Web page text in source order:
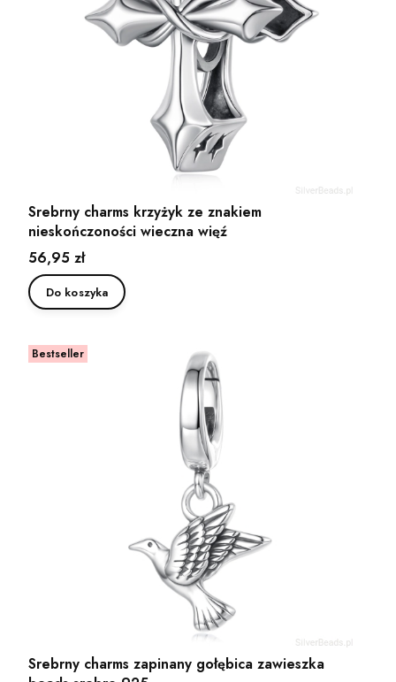
Srebrny charms krzyżyk ze znakiem
nieskończoności wieczna więź
Cena
56,95 zł
Do koszyka
Bestseller
Srebrny charms zapinany gołębica zawieszka